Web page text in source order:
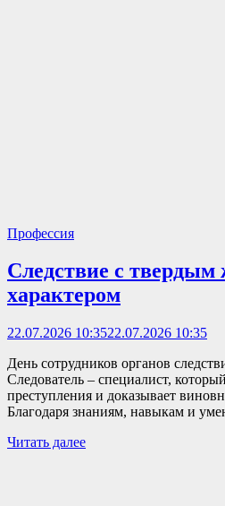
Профессия
Следствие с
характером
22.07.2026 10:3522.07.2026 10:35
День сотрудников органов
Следователь – специалист,
преступления и доказывает
Благодаря знаниям, навыкам и
Читать далее